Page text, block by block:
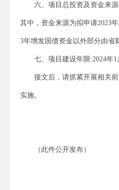
六、项目总投资及资金来
其中，资金来源为拟申请2023
3年增发国债资金以外部分由省
七、项目建设年限:2024年1
接文后，请抓紧开展相关
实施。
（此件公开发布）